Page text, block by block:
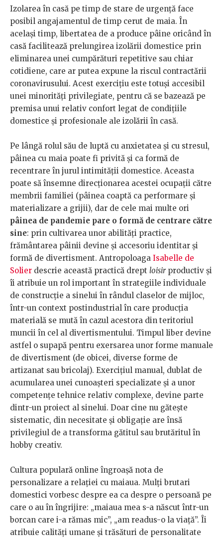
Izolarea în casă pe timp de stare de urgență face
posibil angajamentul de timp cerut de maia. În
același timp, libertatea de a produce pâine oricând în
casă facilitează prelungirea izolării domestice prin
eliminarea unei cumpărături repetitive sau chiar
cotidiene, care ar putea expune la riscul contractării
coronavirusului. Acest exercițiu este totuși accesibil
unei minorități privilegiate, pentru că se bazează pe
premisa unui relativ confort legat de condițiile
domestice și profesionale ale izolării în casă.
Pe lângă rolul său de luptă cu anxietatea și cu stresul,
pâinea cu maia poate fi privită și ca formă de
recentrare în jurul intimității domestice. Aceasta
poate să însemne direcționarea acestei ocupații către
membrii familiei (pâinea coaptă ca performare și
materializare a grijii), dar de cele mai multe ori
pâinea de pandemie pare o formă de centrare către
sine: prin cultivarea unor abilități practice,
frământarea pâinii devine și accesoriu identitar și
formă de divertisment. Antropoloaga Isabelle de
Solier descrie această practică drept loisirproductiv și
îi atribuie un rol important în strategiile individuale
de construcție a sinelui în rândul claselor de mijloc,
într-un context postindustrial în care producția
materială se mută în cazul acestora din teritoriul
muncii în cel al divertismentului. Timpul liber devine
astfel o supapă pentru exersarea unor forme manuale
de divertisment (de obicei, diverse forme de
artizanat sau bricolaj). Exercițiul manual, dublat de
acumularea unei cunoașteri specializate și a unor
competențe tehnice relativ complexe, devine parte
dintr-un proiect al sinelui. Doar cine nu gătește
sistematic, din necesitate și obligație are însă
privilegiul de a transforma gătitul sau brutăritul în
hobby creativ.
Cultura populară online îngroașă nota de
personalizare a relației cu maiaua. Mulți brutari
domestici vorbesc despre ea ca despre o persoană pe
care o au în îngrijire: „maiaua mea s-a născut într-un
borcan care i-a rămas mic”, „am readus-o la viață”. Îi
atribuie calități umane și trăsături de personalitate